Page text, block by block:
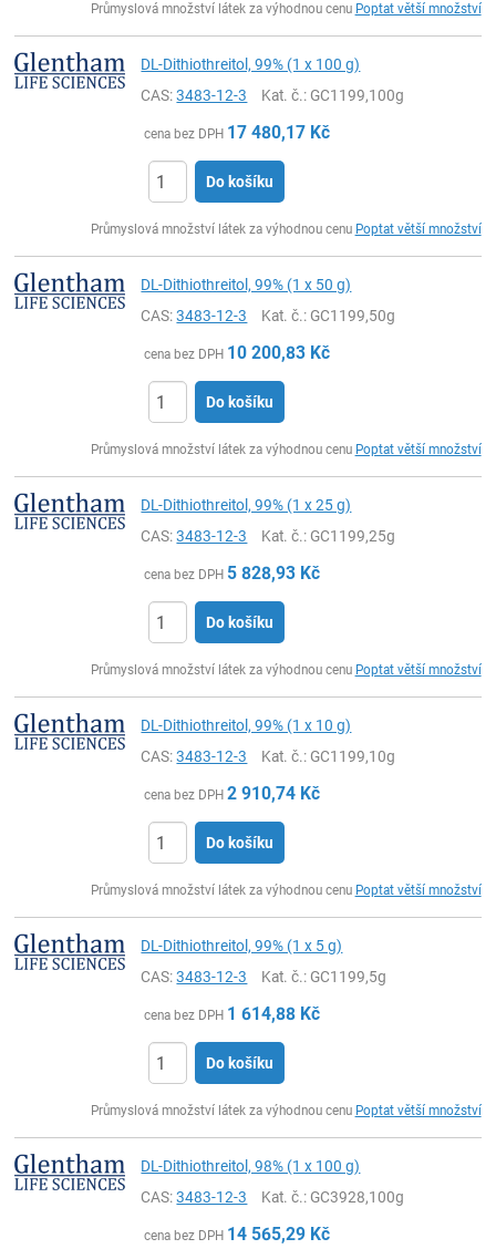
Průmyslová množství látek za výhodnou cenu Poptat větší množství
DL-Dithiothreitol, 99% (1 x 100 g)
CAS:3483-12-3 Kat. č.: GC1199,100g
cena bez DPH 17 480,17 Kč
Do košíku
Průmyslová množství látek za výhodnou cenu Poptat větší množství
DL-Dithiothreitol, 99% (1 x 50 g)
CAS:3483-12-3 Kat. č.: GC1199,50g
cena bez DPH 10 200,83 Kč
Do košíku
Průmyslová množství látek za výhodnou cenu Poptat větší množství
DL-Dithiothreitol, 99% (1 x 25 g)
CAS:3483-12-3 Kat. č.: GC1199,25g
cena bez DPH 5 828,93 Kč
Do košíku
Průmyslová množství látek za výhodnou cenu Poptat větší množství
DL-Dithiothreitol, 99% (1 x 10 g)
CAS:3483-12-3 Kat. č.: GC1199,10g
cena bez DPH 2 910,74 Kč
Do košíku
Průmyslová množství látek za výhodnou cenu Poptat větší množství
DL-Dithiothreitol, 99% (1 x 5 g)
CAS:3483-12-3 Kat. č.: GC1199,5g
cena bez DPH 1 614,88 Kč
Do košíku
Průmyslová množství látek za výhodnou cenu Poptat větší množství
DL-Dithiothreitol, 98% (1 x 100 g)
CAS:3483-12-3 Kat. č.: GC3928,100g
cena bez DPH 14 565,29 Kč